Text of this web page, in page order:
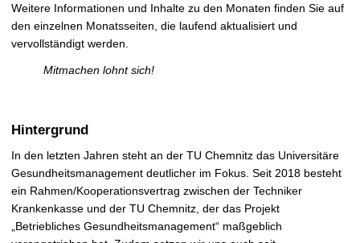
Weitere Informationen und Inhalte zu den Monaten finden Sie auf
den einzelnen Monatsseiten, die laufend aktualisiert und
vervollständigt werden.
Mitmachen lohnt sich!
Hintergrund
In den letzten Jahren steht an der TU Chemnitz das Universitäre
Gesundheitsmanagement deutlicher im Fokus. Seit 2018 besteht
ein Rahmen/Kooperationsvertrag zwischen der Techniker
Krankenkasse und der TU Chemnitz, der das Projekt
„Betriebliches Gesundheitsmanagement“ maßgeblich